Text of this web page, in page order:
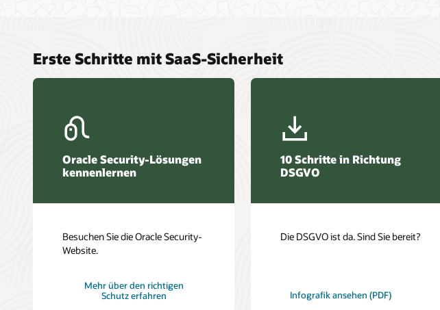
Erste Schritte mit SaaS-Sicherheit
Oracle Security-Lösungen
kennenlernen
Besuchen Sie die Oracle Security-
Website.
Mehr über den richtigen
Schutz erfahren
10 Schritte in Richtung
DSGVO
Die DSGVO ist da. Sind Sie bereit?
Infografik ansehen (PDF)